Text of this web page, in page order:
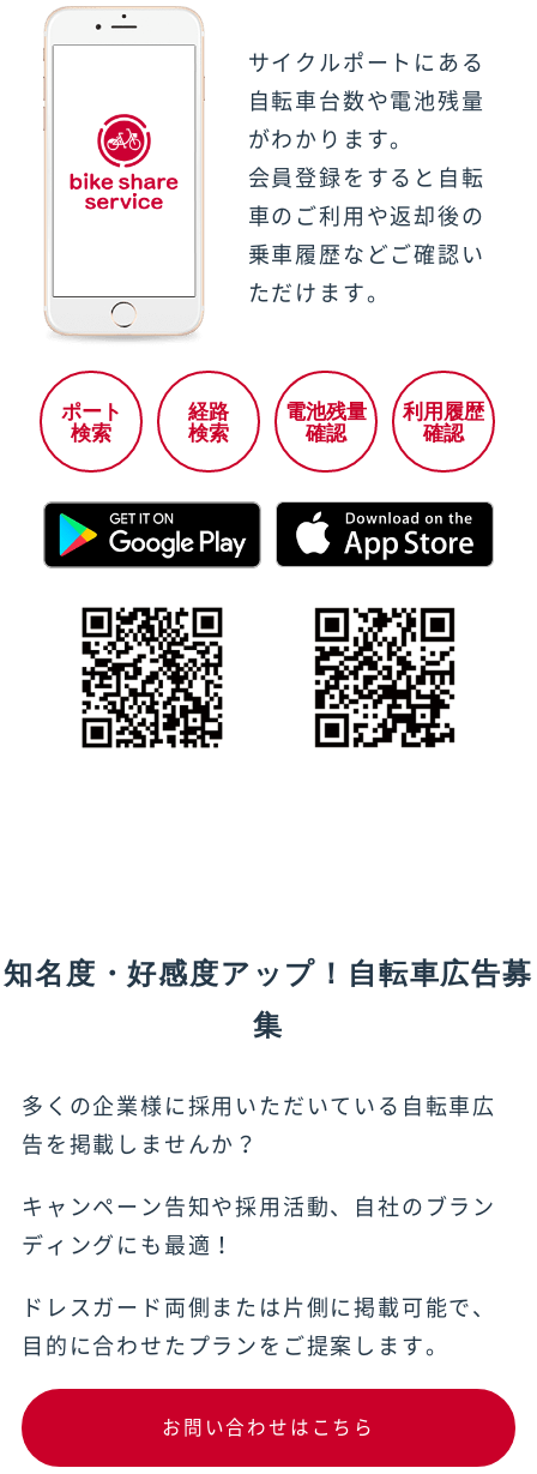
サイクルポートにある
自転車台数や電池残量
がわかります。
会員登録をすると自転
車のご利用や返却後の
乗車履歴などご確認い
ただけます。
ポート
検索
経路
検索
電池残量
確認
利用履歴
確認
知名度・好感度アップ！自転車広告募
集
多くの企業様に採用いただいている自転車広
告を掲載しませんか？
キャンペーン告知や採用活動、自社のブラン
ディングにも最適！
ドレスガード両側または片側に掲載可能で、
目的に合わせたプランをご提案します。
お問い合わせはこちら